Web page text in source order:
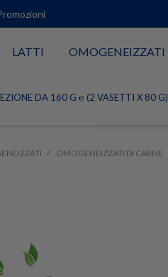
DA 160 G ℮ (2 VASETTI X 80 G)
OMOGENEIZZATI DI CARNE
LATTI OMOGENEIZZATI